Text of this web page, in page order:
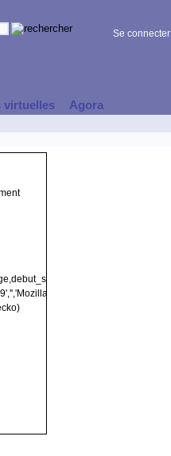
Se connecter
virtuelles Agora
5.0